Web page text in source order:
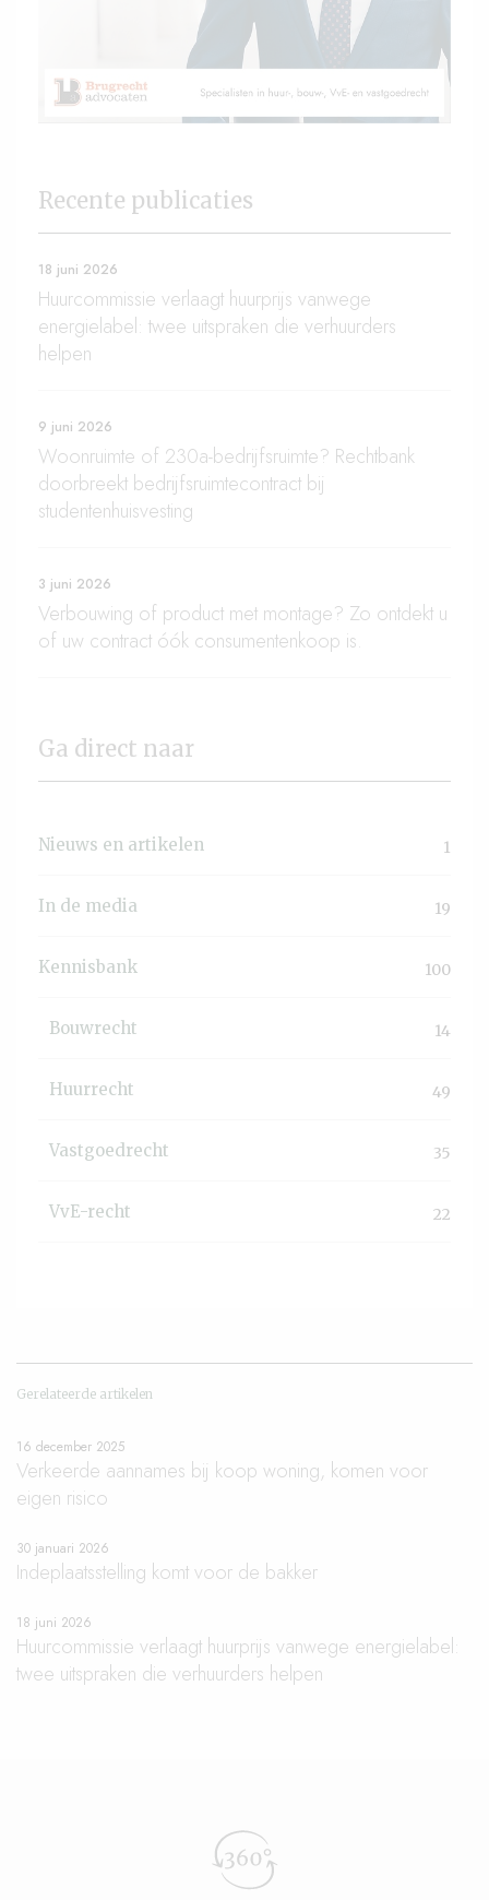
Recente publicaties
18 juni 2026
Huurcommissie verlaagt huurprijs vanwege
energielabel: twee uitspraken die verhuurders
helpen
9 juni 2026
Woonruimte of 230a-bedrijfsruimte? Rechtbank
doorbreekt bedrijfsruimtecontract bij
studentenhuisvesting
3 juni 2026
Verbouwing of product met montage? Zo ontdekt u
of uw contract óók consumentenkoop is.
Ga direct naar
In de media 19
Kennisbank 100
Bouwrecht 14
Huurrecht 49
Vastgoedrecht 35
VvE-recht 22
Nieuws en artikelen 1
Gerelateerde artikelen
16 december 2025
Verkeerde aannames bij koop woning, komen voor
eigen risico
30 januari 2026
Indeplaatsstelling komt voor de bakker
18 juni 2026
Huurcommissie verlaagt huurprijs vanwege energielabel:
twee uitspraken die verhuurders helpen